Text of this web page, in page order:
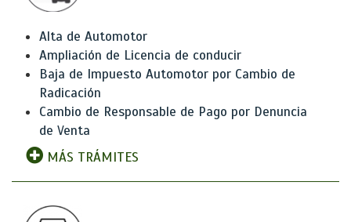
Alta de Automotor
Ampliación de Licencia de conducir
Baja de Impuesto Automotor por Cambio de
Radicación
Cambio de Responsable de Pago por Denuncia
de Venta
MÁS TRÁMITES